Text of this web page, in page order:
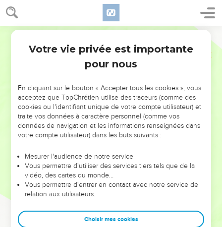
NE MANQUEZ PAS L’ÉVÉNEMENT
DE L’ANNÉE !
ET SI LEURS ERREURS POUVAIENT VOUS ÉVITER LES
VOTRES ?
leur foi ou leur vision. Mais on voit moins les doutes, les erreurs
et les saisons difficiles qu'ils ont traversés, alors même que ce
sont elles qui les ont façonnés.
Dans cette conférence, leaders, entrepreneurs, et responsables
clés pour avancer avec plus de sagesse afin que leurs erreurs
Votre vie privée est importante
pour nous
En cliquant sur le bouton « Accepter tous les cookies », vous
acceptez que TopChrétien utilise des traceurs (comme des
cookies ou l'identifiant unique de votre compte utilisateur) et
traite vos données à caractère personnel (comme vos
données de navigation et les informations renseignées dans
votre compte utilisateur) dans les buts suivants :
Mesurer l'audience de notre service
Vous permettre d'utiliser des services tiers tels que de la
vidéo, des cartes du monde…
Vous permettre d'entrer en contact avec notre service de
relation aux utilisateurs.
Choisir mes cookies